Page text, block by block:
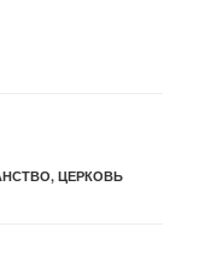
, ЦЕРКОВЬ